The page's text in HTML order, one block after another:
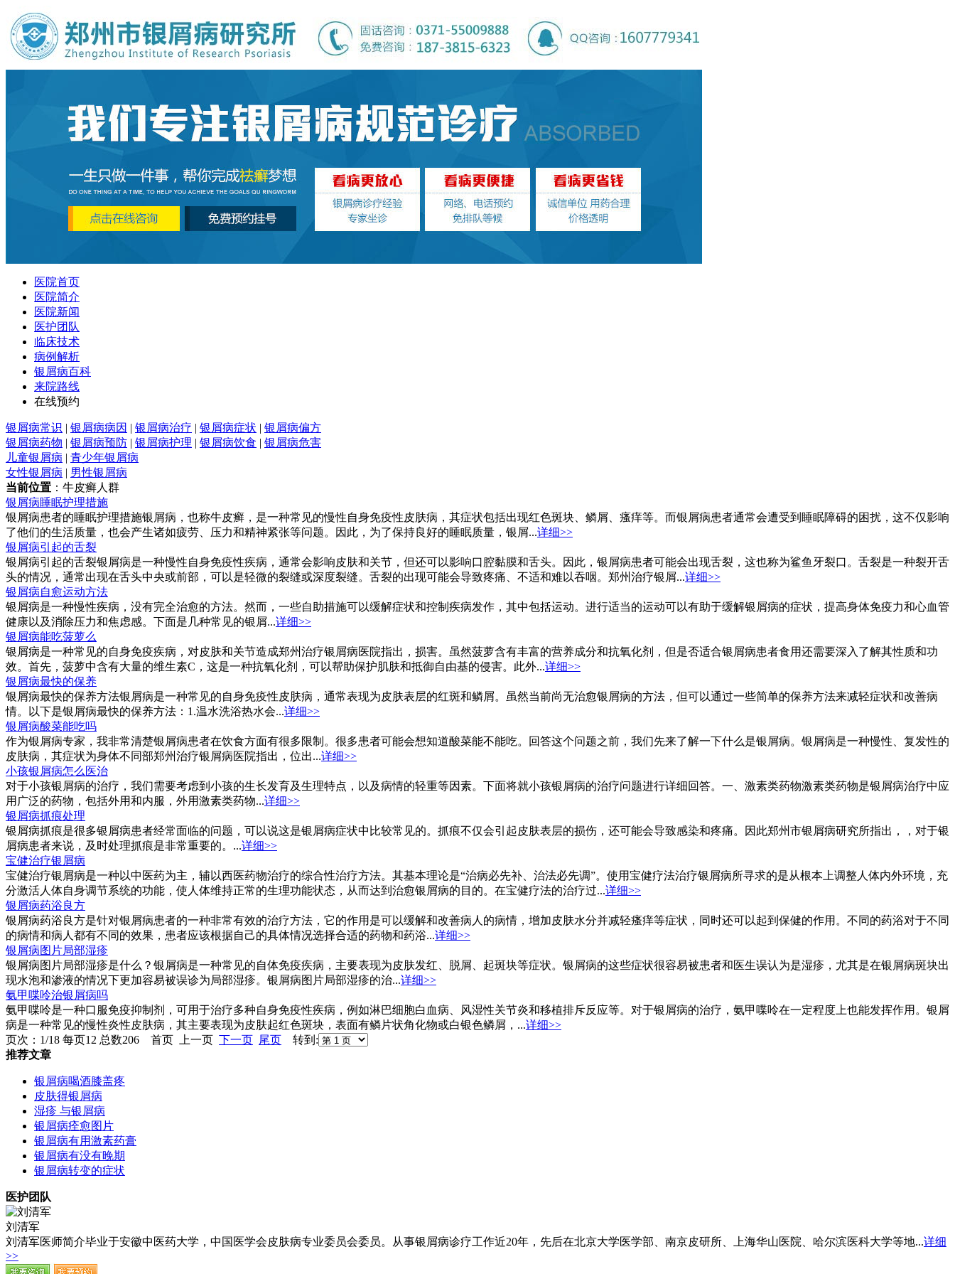
医院首页
医院简介
医院新闻
医护团队
临床技术
病例解析
银屑病百科
来院路线
在线预约
银屑病常识 | 银屑病病因 | 银屑病治疗 | 银屑病症状 | 银屑病偏方
银屑病药物 | 银屑病预防 | 银屑病护理 | 银屑病饮食 | 银屑病危害
儿童银屑病 | 青少年银屑病
女性银屑病 | 男性银屑病
当前位置 ：牛皮癣人群
银屑病睡眠护理措施
银屑病患者的睡眠护理措施银屑病，也称牛皮癣，是一种常见的慢性自身免疫性皮肤病，其症状包括出现红色斑块、鳞屑、瘙痒等。而银屑病患者通常会遭受到睡眠障碍的困扰，这不仅影响
了他们的生活质量，也会产生诸如疲劳、压力和精神紧张等问题。因此，为了保持良好的睡眠质量，银屑...详细>>
银屑病引起的舌裂
银屑病引起的舌裂银屑病是一种慢性自身免疫性疾病，通常会影响皮肤和关节，但还可以影响口腔黏膜和舌头。因此，银屑病患者可能会出现舌裂，这也称为鲨鱼牙裂口。舌裂是一种裂开舌
头的情况，通常出现在舌头中央或前部，可以是轻微的裂缝或深度裂缝。舌裂的出现可能会导致疼痛、不适和难以吞咽。郑州治疗银屑...详细>>
银屑病自愈运动方法
银屑病是一种慢性疾病，没有完全治愈的方法。然而，一些自助措施可以缓解症状和控制疾病发作，其中包括运动。进行适当的运动可以有助于缓解银屑病的症状，提高身体免疫力和心血管
健康以及消除压力和焦虑感。下面是几种常见的银屑...详细>>
银屑病能吃菠萝么
银屑病是一种常见的自身免疫疾病，对皮肤和关节造成郑州治疗银屑病医院指出，损害。虽然菠萝含有丰富的营养成分和抗氧化剂，但是否适合银屑病患者食用还需要深入了解其性质和功
效。首先，菠萝中含有大量的维生素C，这是一种抗氧化剂，可以帮助保护肌肤和抵御自由基的侵害。此外...详细>>
银屑病最快的保养
银屑病最快的保养方法银屑病是一种常见的自身免疫性皮肤病，通常表现为皮肤表层的红斑和鳞屑。虽然当前尚无治愈银屑病的方法，但可以通过一些简单的保养方法来减轻症状和改善病
情。以下是银屑病最快的保养方法：1.温水洗浴热水会...详细>>
银屑病酸菜能吃吗
作为银屑病专家，我非常清楚银屑病患者在饮食方面有很多限制。很多患者可能会想知道酸菜能不能吃。回答这个问题之前，我们先来了解一下什么是银屑病。银屑病是一种慢性、复发性的
皮肤病，其症状为身体不同部郑州治疗银屑病医院指出，位出...详细>>
小孩银屑病怎么医治
对于小孩银屑病的治疗，我们需要考虑到小孩的生长发育及生理特点，以及病情的轻重等因素。下面将就小孩银屑病的治疗问题进行详细回答。一、激素类药物激素类药物是银屑病治疗中应
用广泛的药物，包括外用和内服，外用激素类药物...详细>>
银屑病抓痕处理
银屑病抓痕是很多银屑病患者经常面临的问题，可以说这是银屑病症状中比较常见的。抓痕不仅会引起皮肤表层的损伤，还可能会导致感染和疼痛。因此郑州市银屑病研究所指出，，对于银
屑病患者来说，及时处理抓痕是非常重要的。...详细>>
宝健治疗银屑病
宝健治疗银屑病是一种以中医药为主，辅以西医药物治疗的综合性治疗方法。其基本理论是“治病必先补、治法必先调”。使用宝健疗法治疗银屑病所寻求的是从根本上调整人体内外环境，充
分激活人体自身调节系统的功能，使人体维持正常的生理功能状态，从而达到治愈银屑病的目的。在宝健疗法的治疗过...详细>>
银屑病药浴良方
银屑病药浴良方是针对银屑病患者的一种非常有效的治疗方法，它的作用是可以缓解和改善病人的病情，增加皮肤水分并减轻瘙痒等症状，同时还可以起到保健的作用。不同的药浴对于不同
的病情和病人都有不同的效果，患者应该根据自己的具体情况选择合适的药物和药浴...详细>>
银屑病图片局部湿疹
银屑病图片局部湿疹是什么？银屑病是一种常见的自体免疫疾病，主要表现为皮肤发红、脱屑、起斑块等症状。银屑病的这些症状很容易被患者和医生误认为是湿疹，尤其是在银屑病斑块出
现水泡和渗液的情况下更加容易被误诊为局部湿疹。银屑病图片局部湿疹的治...详细>>
氨甲喋呤治银屑病吗
氨甲喋呤是一种口服免疫抑制剂，可用于治疗多种自身免疫性疾病，例如淋巴细胞白血病、风湿性关节炎和移植排斥反应等。对于银屑病的治疗，氨甲喋呤在一定程度上也能发挥作用。银屑
病是一种常见的慢性炎性皮肤病，其主要表现为皮肤起红色斑块，表面有鳞片状角化物或白银色鳞屑，...详细>>
页次：1/18 每页12 总数206 首页 上一页 下一页 尾页 转到:
推荐文章
银屑病喝酒膝盖疼
皮肤得银屑病
湿疹 与银屑病
银屑病痊愈图片
银屑病有用激素药膏
银屑病有没有晚期
银屑病转变的症状
医护团队
刘清军
刘清军医师简介毕业于安徽中医药大学，中国医学会皮肤病专业委员会委员。从事银屑病诊疗工作近20年，先后在北京大学医学部、南京皮研所、上海华山医院、哈尔滨医科大学等地...详细
>>